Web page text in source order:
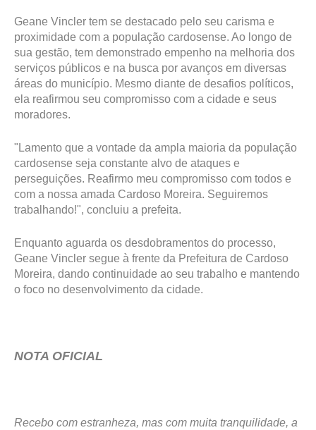
Geane Vincler tem se destacado pelo seu carisma e
proximidade com a população cardosense. Ao longo de
sua gestão, tem demonstrado empenho na melhoria dos
serviços públicos e na busca por avanços em diversas
áreas do município. Mesmo diante de desafios políticos,
ela reafirmou seu compromisso com a cidade e seus
moradores.
"Lamento que a vontade da ampla maioria da população
cardosense seja constante alvo de ataques e
perseguições. Reafirmo meu compromisso com todos e
com a nossa amada Cardoso Moreira. Seguiremos
trabalhando!", concluiu a prefeita.
Enquanto aguarda os desdobramentos do processo,
Geane Vincler segue à frente da Prefeitura de Cardoso
Moreira, dando continuidade ao seu trabalho e mantendo
o foco no desenvolvimento da cidade.
NOTA OFICIAL
Recebo com estranheza, mas com muita tranquilidade, a